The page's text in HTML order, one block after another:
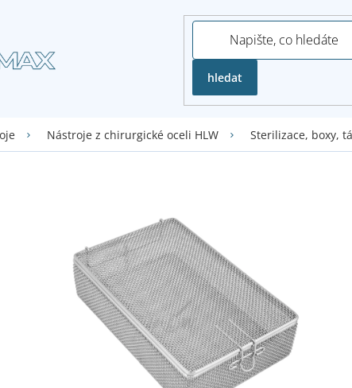
hledat
Nástroje z chirurgické oceli HLW Sterilizace, boxy,